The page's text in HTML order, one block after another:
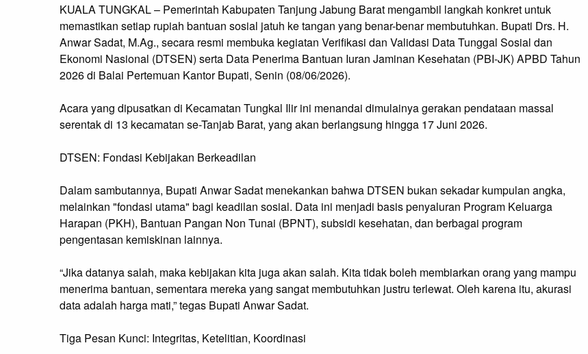
KUALA TUNGKAL – Pemerintah Kabupaten Tanjung Jabung Barat mengambil langkah konkret untuk
memastikan setiap rupiah bantuan sosial jatuh ke tangan yang benar-benar membutuhkan. Bupati Drs. H.
Anwar Sadat, M.Ag., secara resmi membuka kegiatan Verifikasi dan Validasi Data Tunggal Sosial dan
Ekonomi Nasional (DTSEN) serta Data Penerima Bantuan Iuran Jaminan Kesehatan (PBI-JK) APBD Tahun
2026 di Balai Pertemuan Kantor Bupati, Senin (08/06/2026).
Acara yang dipusatkan di Kecamatan Tungkal Ilir ini menandai dimulainya gerakan pendataan massal
serentak di 13 kecamatan se-Tanjab Barat, yang akan berlangsung hingga 17 Juni 2026.
DTSEN: Fondasi Kebijakan Berkeadilan
Dalam sambutannya, Bupati Anwar Sadat menekankan bahwa DTSEN bukan sekadar kumpulan angka,
melainkan "fondasi utama" bagi keadilan sosial. Data ini menjadi basis penyaluran Program Keluarga
Harapan (PKH), Bantuan Pangan Non Tunai (BPNT), subsidi kesehatan, dan berbagai program
pengentasan kemiskinan lainnya.
“Jika datanya salah, maka kebijakan kita juga akan salah. Kita tidak boleh membiarkan orang yang mampu
menerima bantuan, sementara mereka yang sangat membutuhkan justru terlewat. Oleh karena itu, akurasi
data adalah harga mati,” tegas Bupati Anwar Sadat.
Tiga Pesan Kunci: Integritas, Ketelitian, Koordinasi